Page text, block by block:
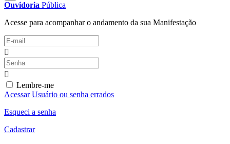
Ouvidoria Pública
Acesse para acompanhar o andamento da sua Manifestação
Lembre-me
Acessar Usuário ou senha errados
Esqueci a senha
Cadastrar